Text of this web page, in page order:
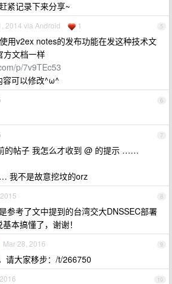
紧记录下来分享~
5
2014 via Android 1
用v2ex notes的发布功能在发这种技术文
方文档一样
p/7v9TEc53
容可以修改^ω^
6
7
帖子 我怎么才收到 @ 的提示 ……
我不是故意挖坟的orz
8
参考了文中提到的台湾交大DNSSEC部署
本搞懂了，谢谢！
9
Mar 28, 2016
请大家移步：/t/266750
10